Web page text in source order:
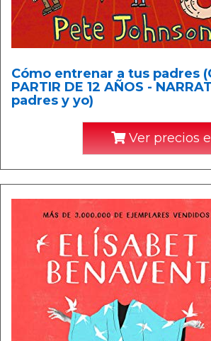
Cómo entrenar a tus padres
PARTIR DE 12 AÑOS -
padres y yo)
Ver precios